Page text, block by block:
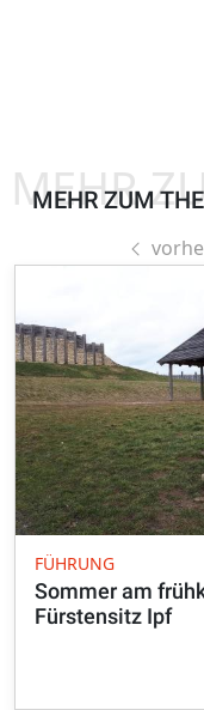
MEHR ZUM
MEHR
FÜHRUNG
Sommer am
Fürstensitz Ipf